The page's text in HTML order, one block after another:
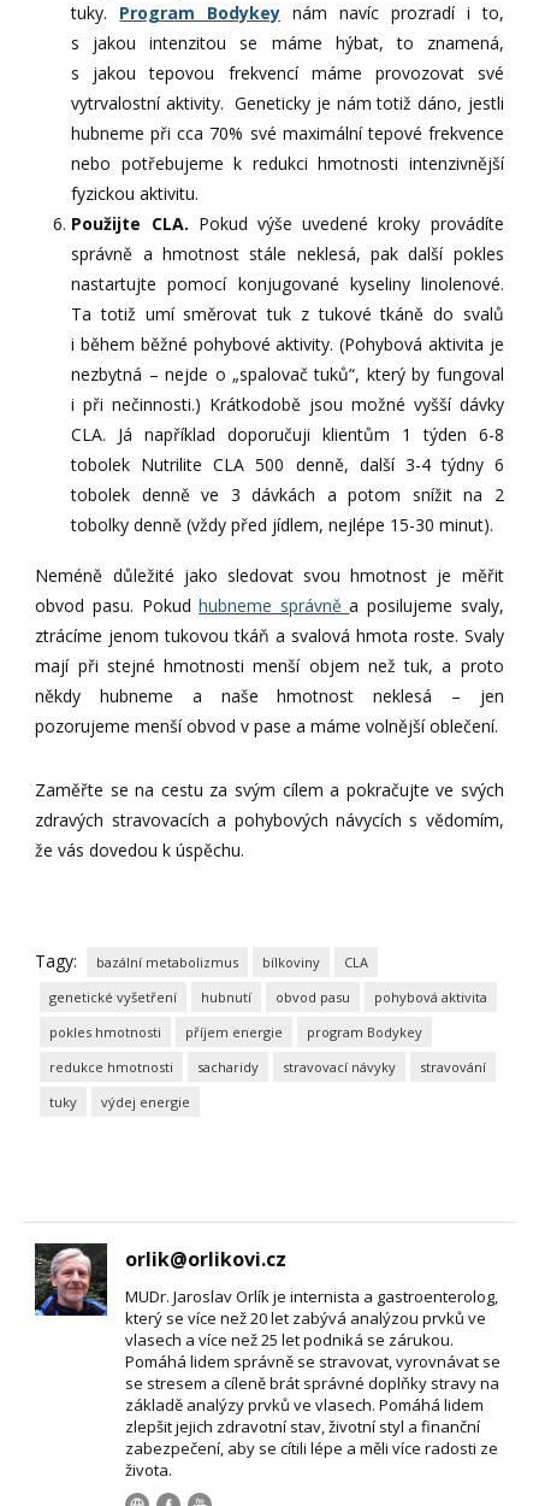
tuky. Program Bodykey nám navíc prozradí i to,
s jakou intenzitou se máme hýbat, to znamená,
s jakou tepovou frekvencí máme provozovat své
vytrvalostní aktivity. Geneticky je nám totiž dáno, jestli
hubneme při cca 70% své maximální tepové frekvence
nebo potřebujeme k redukci hmotnosti intenzivnější
fyzickou aktivitu.
Použijte CLA. Pokud výše uvedené kroky provádíte
správně a hmotnost stále neklesá, pak další pokles
nastartujte pomocí konjugované kyseliny linolenové.
Ta totiž umí směrovat tuk z tukové tkáně do svalů
i během běžné pohybové aktivity. (Pohybová aktivita je
nezbytná – nejde o „spalovač tuků“, který by fungoval
i při nečinnosti.) Krátkodobě jsou možné vyšší dávky
CLA. Já například doporučuji klientům 1 týden 6-8
tobolek Nutrilite CLA 500 denně, další 3-4 týdny 6
tobolek denně ve 3 dávkách a potom snížit na 2
tobolky denně (vždy před jídlem, nejlépe 15-30 minut).
Neméně důležité jako sledovat svou hmotnost je měřit
obvod pasu. Pokudhubneme správněa posilujeme svaly,
ztrácíme jenom tukovou tkáň a svalová hmota roste. Svaly
mají při stejné hmotnosti menší objem než tuk, a proto
někdy hubneme a naše hmotnost neklesá – jen
pozorujeme menší obvod v pase a máme volnější oblečení.
Zaměřte se na cestu za svým cílem a pokračujte ve svých
zdravých stravovacích a pohybových návycích s vědomím,
že vás dovedou k úspěchu.
Tagy: bazální metabolizmus bílkoviny
CLA
genetické vyšetření
hubnutí obvod pasu
pohybová aktivita
pokles hmotnosti
příjem energie
program Bodykey
redukce hmotnosti
sacharidy stravovací návyky
stravování
tuky
výdej energie
orlik@orlikovi.cz
MUDr. Jaroslav Orlík je internista a gastroenterolog,
který se více než 20 let zabývá analýzou prvků ve
vlasech a více než 25 let podniká se zárukou.
Pomáhá lidem správně se stravovat, vyrovnávat se
se stresem a cíleně brát správné doplňky stravy na
základě analýzy prvků ve vlasech. Pomáhá lidem
zlepšit jejich zdravotní stav, životní styl a finanční
zabezpečení, aby se cítili lépe a měli více radosti ze
života.